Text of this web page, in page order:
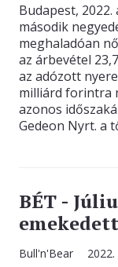
Budapest,
második
meghaladóan
az árbevétel
az adózott
milliárd forintra
azonos
Gedeon Nyrt. a
BÉT -
Bull'n'Bear